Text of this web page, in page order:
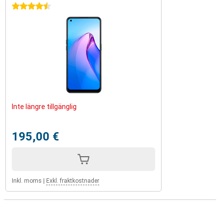
4.5 stjärnor
Inte längre tillgänglig
195,00 €
Inkl. moms Exkl. fraktkostnader